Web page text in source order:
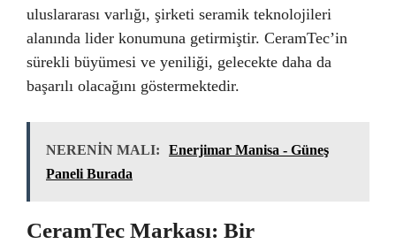
uluslararası varlığı, şirketi seramik teknolojileri
alanında lider konumuna getirmiştir. CeramTec’in
sürekli büyümesi ve yeniliği, gelecekte daha da
başarılı olacağını göstermektedir.
NERENİN MALI:
Enerjimar Manisa - Güneş
Paneli Burada
CeramTec Markası: Bir